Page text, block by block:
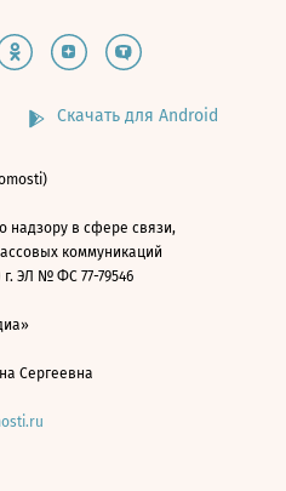
Скачать для Android
надзору в сфере связи,
коммуникаций
ЭЛ № ФС 77-79546
Сергеевна